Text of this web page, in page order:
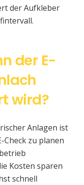
der Aufkleber
der E-
wird?
Anlagen ist
Check zu planen
Kosten sparen
schnell